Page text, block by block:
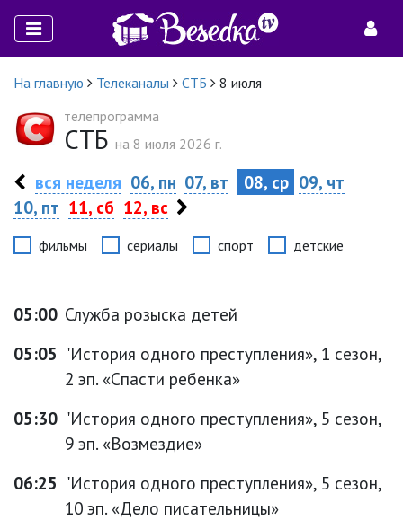
На главную Телеканалы СТБ
8 июля
телепрограмма
СТБ на 8 июля 2026 г.
вся неделя 06, пн 07, вт 08, ср 09, чт
10, пт 11, сб 12, вс
фильмы сериалы спорт детские
05:00 Служба розыска детей
05:05 "История одного преступления», 1 сезон,
2 эп. «Спасти ребенка»
05:30 "История одного преступления», 5 сезон,
9 эп. «Возмездие»
06:25 "История одного преступления», 5 сезон,
10 эп. «Дело писательницы»